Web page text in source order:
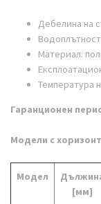
Дебелина на
Материал:
Температура
Гаранционен
Модели с
Модел
[мм]